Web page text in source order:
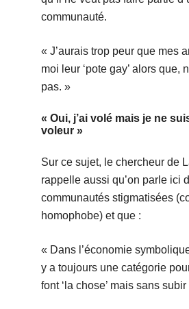
communauté.
« J’aurais trop peur que mes
moi leur ‘pote gay’ alors que,
pas. »
« Oui, j’ai volé mais je ne
voleur »
Sur ce sujet, le chercheur de
rappelle aussi qu’on parle ici
communautés stigmatisées
homophobe) et que :
« Dans l’économie
y a toujours une catégorie
font ‘la chose’ mais sans